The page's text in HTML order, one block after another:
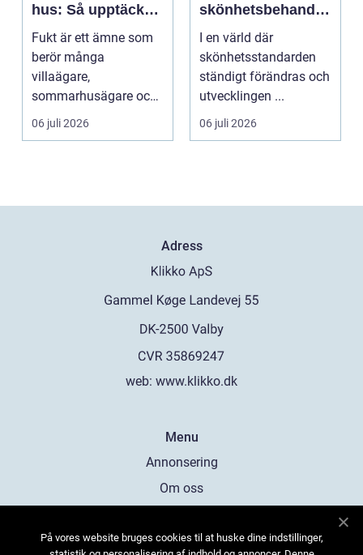
hus: Så upptäcker
och åtgärdar du
problemet
Fukt är ett ämne som
berör många
villaägare,
sommarhusägare och
bosta...
06 juli 2026
skönhetsbehandli
ngar i Stockholm
I en värld där
skönhetsstandarden
ständigt förändras och
utvecklingen ...
06 juli 2026
Adress
web: www.klikko.dk
Menu
Annonsering
Om oss
Kontakta oss
På vores website bruges cookies til at huske dine indstillinger,